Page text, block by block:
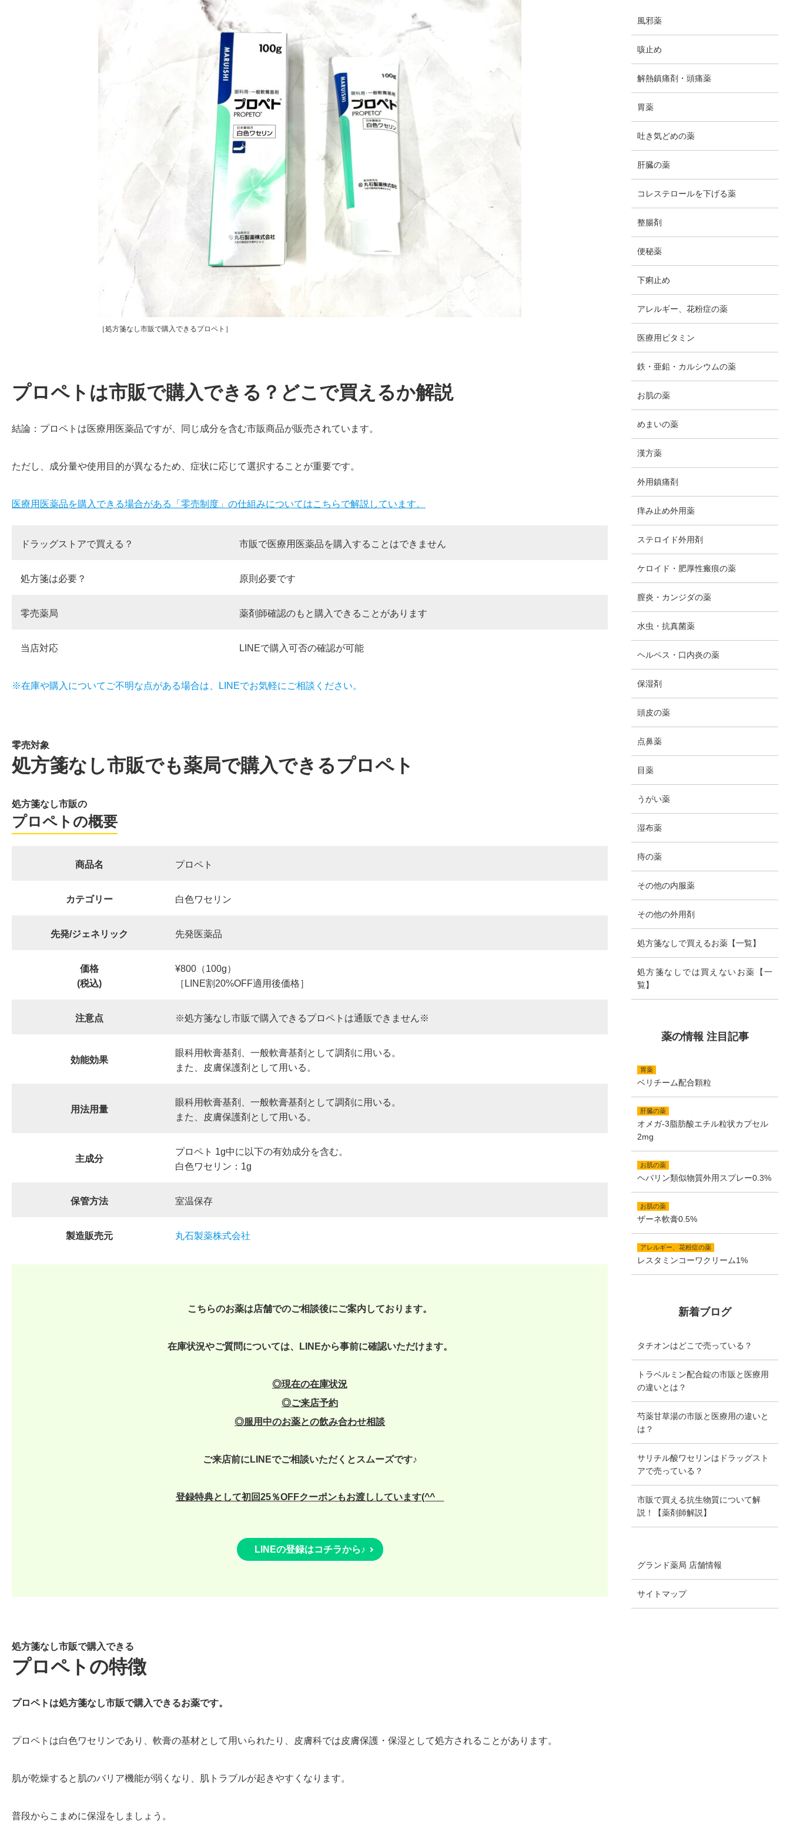
［処方箋なし市販で購入できるプロペト］
プロペトは市販で購入できる？どこで買えるか解説
結論：プロペトは医療用医薬品ですが、同じ成分を含む市販商品が販売されています。
ただし、成分量や使用目的が異なるため、症状に応じて選択することが重要です。
医療用医薬品を購入できる場合がある「零売制度」の仕組みについてはこちらで解説しています。
ドラッグストアで買える？ 市販で医療用医薬品を購入することはできません
処方箋は必要？ 原則必要です
零売薬局 薬剤師確認のもと購入できることがあります
当店対応 LINEで購入可否の確認が可能
※在庫や購入についてご不明な点がある場合は、LINEでお気軽にご相談ください。
零売対象
処方箋なし市販でも薬局で購入できるプロペト
処方箋なし市販の
プロペトの概要
商品名 プロペト
カテゴリー 白色ワセリン
先発/ジェネリック 先発医薬品
価格
(税込)
¥800（100g）
［LINE割20%OFF適用後価格］
注意点 ※処方箋なし市販で購入できるプロペトは通販できません※
効能効果
眼科用軟膏基剤、一般軟膏基剤として調剤に用いる。
また、皮膚保護剤として用いる。
用法用量
眼科用軟膏基剤、一般軟膏基剤として調剤に用いる。
また、皮膚保護剤として用いる。
主成分
プロペト 1g中に以下の有効成分を含む。
白色ワセリン：1g
保管方法 室温保存
製造販売元 丸石製薬株式会社
こちらのお薬は店舗でのご相談後にご案内しております。
在庫状況やご質問については、LINEから事前に確認いただけます。
◎現在の在庫状況
◎ご来店予約
◎服用中のお薬との飲み合わせ相談
ご来店前にLINEでご相談いただくとスムーズです♪
登録特典として初回25％OFFクーポンもお渡ししています(^^ゞ
LINEの登録はコチラから♪
処方箋なし市販で購入できる
プロペトの特徴
プロペトは処方箋なし市販で購入できるお薬です。
プロペトは白色ワセリンであり、軟膏の基材として用いられたり、皮膚科では皮膚保護・保湿として処方されることがあります。
肌が乾燥すると肌のバリア機能が弱くなり、肌トラブルが起きやすくなります。
普段からこまめに保湿をしましょう。
風邪薬
咳止め
解熱鎮痛剤・頭痛薬
胃薬
吐き気どめの薬
肝臓の薬
コレステロールを下げる薬
整腸剤
便秘薬
下痢止め
アレルギー、花粉症の薬
医療用ビタミン
鉄・亜鉛・カルシウムの薬
お肌の薬
めまいの薬
漢方薬
外用鎮痛剤
痒み止め外用薬
ステロイド外用剤
ケロイド・肥厚性瘢痕の薬
膣炎・カンジダの薬
水虫・抗真菌薬
ヘルペス・口内炎の薬
保湿剤
頭皮の薬
点鼻薬
目薬
うがい薬
湿布薬
痔の薬
その他の内服薬
その他の外用剤
処方箋なしで買えるお薬【一覧】
処方箋なしでは買えないお薬【一
覧】
薬の情報 注目記事
胃薬
ベリチーム配合顆粒
肝臓の薬
オメガ-3脂肪酸エチル粒状カプセル
2mg
お肌の薬
ヘパリン類似物質外用スプレー0.3%
お肌の薬
ザーネ軟膏0.5%
アレルギー、花粉症の薬
レスタミンコーワクリーム1%
新着ブログ
タチオンはどこで売っている？
トラベルミン配合錠の市販と医療用
の違いとは？
芍薬甘草湯の市販と医療用の違いと
は？
サリチル酸ワセリンはドラッグスト
アで売っている？
市販で買える抗生物質について解
説！【薬剤師解説】
グランド薬局 店舗情報
サイトマップ